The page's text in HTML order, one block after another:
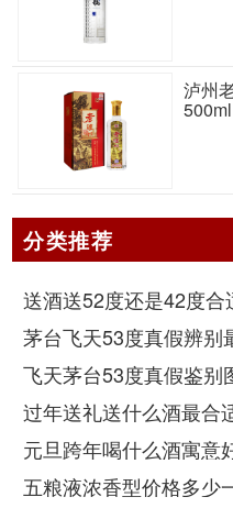
泸州
500ml
分类推荐
茅台飞天53度真假辨别
五粮液浓香型价格多少